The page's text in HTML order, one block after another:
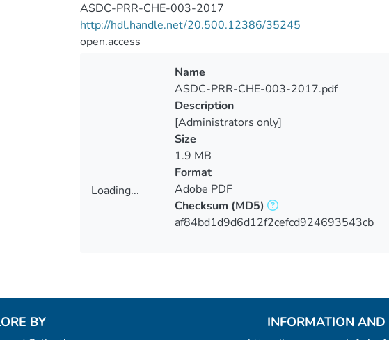
ASDC-PRR-CHE-003-2017
http://hdl.handle.net/20.500.12386/35245
open.access
Loading...
Name
ASDC-PRR-CHE-003-2017.pdf
Description
[Administrators only]
Size
1.9 MB
Format
Adobe PDF
Checksum (MD5)
af84bd1d9d6d12f2cefcd924693543cb
BY INFORMATION